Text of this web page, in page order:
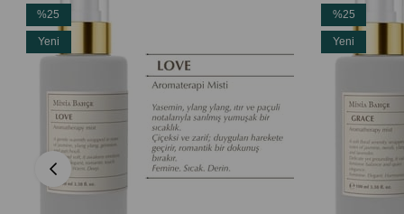
%25
İndirim
%25İndirim
Yeni
%25
İndirim
%25İndirim
Yeni